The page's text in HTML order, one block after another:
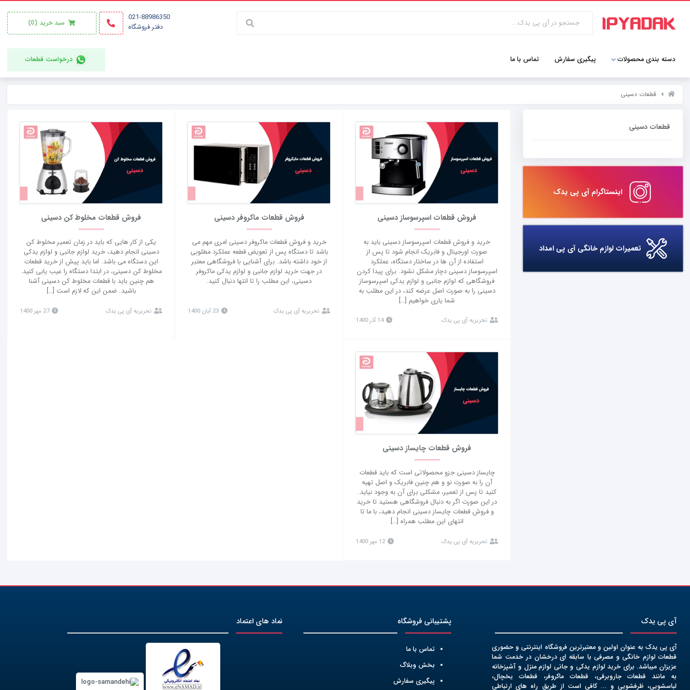
021-88986350
دفتر فروشگاه
سبد خرید (0)
دسته بندی محصولات پیگیری سفارش تماس با ما درخواست قطعات
قطعات دسینی
قطعات دسینی
اینستاگرام آی پی یدک
تعمیرات لوازم خانگی آی پی امداد
فروش قطعات اسپرسوساز دسینی
خرید و فروش قطعات اسپرسوساز دسینی باید به
صورت اورجینال و فابریک انجام شود تا پس از
استفاده از آن ها در ساختار دستگاه، عملکرد
اسپرسوساز دسینی دچار مشکل نشود. برای پیدا کردن
فروشگاهی که لوازم جانبی و لوازم یدکی اسپرسوساز
دسینی را به صورت اصل عرضه کند، در این مطلب به
شما یاری خواهیم […]
تحریریه آی پی یدک 14 آذر 1400
فروش قطعات ماکروفر دسینی
خرید و فروش قطعات ماکروفر دسینی امری مهم می
باشد تا دستگاه پس از تعویض قطعه عملکرد مطلوبی
از خود داشته باشد. برای آشنایی با فروشگاهی معتبر
در جهت خرید لوازم جانبی و لوازم یدکی ماکروفر
دسینی، این مطلب را تا انتها دنبال کنید.
تحریریه آی پی یدک 23 آبان 1400
فروش قطعات مخلوط کن دسینی
یکی از کار هایی که باید در زمان تعمیر مخلوط کن
دسینی انجام دهید، خرید لوازم جانبی و لوازم یدکی
این دستگاه می باشد. اما باید پیش از خرید قطعات
مخلوط کن دسینی، در ابتدا دستگاه را عیب یابی کنید.
هم چنین باید با قطعات مخلوط کن دسینی آشنا
باشید. ضمن این که لازم است […]
تحریریه آی پی یدک 27 مهر 1400
فروش قطعات چایساز دسینی
چایساز دسینی جزو محصولاتی است که باید قطعات
آن را به صورت نو و هم چنین فابریک و اصل تهیه
کنید تا پس از تعمیر، مشکلی برای آن به وجود نیاید.
در این صورت اگر به دنبال فروشگاهی هستید تا خرید
و فروش قطعات چایساز دسینی انجام دهید، با ما تا
انتهای این مطلب همراه […]
تحریریه آی پی یدک 12 مهر 1400
آی پی یدک
آی پی یدک به عنوان اولین و معتبرترین فروشگاه اینترنتی و حضوری
قطعات لوازم خانگی و مصرفی با سابقه ای درخشان در خدمت شما
عزیزان میباشد. برای خرید لوازم یدکی و جانی لوازم منزل و آشپزخانه
به مانند قطعات جاروبرقی، قطعات ماکروفر، قطعات یخچال،
لباسشویی، ظرفشویی و ... کافی است از طریق راه های ارتباطی
پشتیبانی فروشگاه
تماس با ما
بخش وبلاگ
پیگیری سفارش
نماد های اعتماد